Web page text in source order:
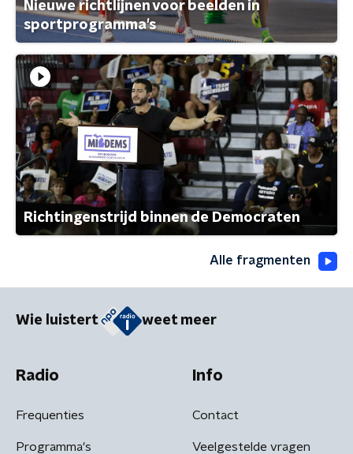
Nieuwe richtlijnen voor beelden in
sportprogramma's
Richtingenstrijd binnen de Democraten
Alle fragmenten
Wie luistert weet meer
Radio
Frequenties
Programma's
Info
Contact
Veelgestelde vragen